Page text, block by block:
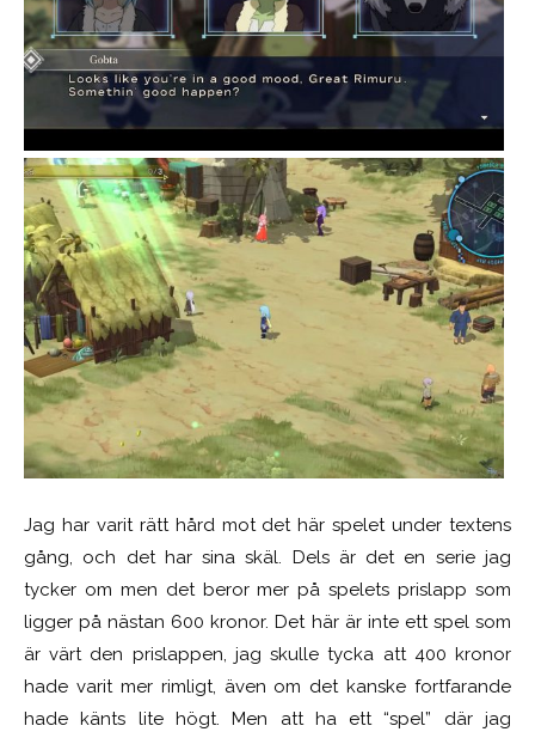
Jag har varit rätt hård mot det här spelet under textens
gång, och det har sina skäl. Dels är det en serie jag
tycker om men det beror mer på spelets prislapp som
ligger på nästan 600 kronor. Det här är inte ett spel som
är värt den prislappen, jag skulle tycka att 400 kronor
hade varit mer rimligt, även om det kanske fortfarande
hade känts lite högt. Men att ha ett “spel” där jag